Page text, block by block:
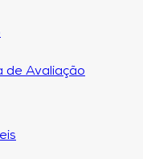
de Avaliação